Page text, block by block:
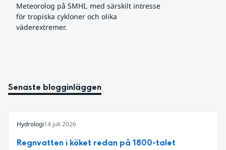
Meteorolog på SMHI, med särskilt intresse
för tropiska cykloner och olika
väderextremer.
Senaste blogginläggen
Hydrologi14 juli 2026
Regnvatten i köket redan på 1800-talet